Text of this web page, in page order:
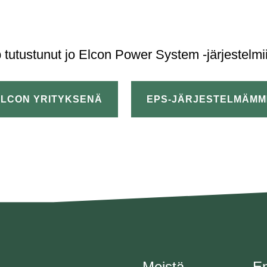
tutustunut jo Elcon Power System -
YRITYKSENÄ EPS-